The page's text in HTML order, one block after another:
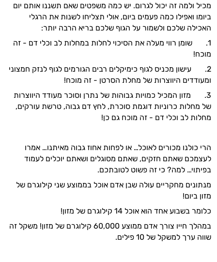
מכיל ולמה זה יכול לגרום. יש כמה משפטים שאם תשננו אותם יום
ביומו ואפילו כמה פעמים ביום, אולי תצליחו לשנות את הרגלי
האכילה שלכם ולשמור על הגוף שלכם בריא הרבה יותר:
1. שומן רווי מעלה את הסיכוי לחלות במחלות לב וכלי דם - זה
מוכח!
2. עישון מכניס לגוף כימיקלים רבים הגורמים לגוף לנזק חמצוני
ומעודדים היווצרות של מחלת הסרטן - זה מוכח!
3. מזון המכיל כמויות גבוהות של נתרן וסוכר מעודד היווצרות
של מחלות כרוניות דוגמת סוכרת, לחץ דם גבוה, טרשת עורקים,
מחלות לב וכלי דם - זה מוכח גם כן!
הרי כולנו מכורים לאוכל… או לפחות אחוז גבוה מאיתנו… אמרו
לעצמכם שאתם חזקים, שאתם מסוגלים ושאתם יוכלים לעמוד
בפיתוי… למה? כי זה פשוט לטובתכם.
מנתונים מחקריים עולה שבן אדם אוכל בממוצע שני קילוגרם של
מזון ביום!
כלומר בשבוע אחד הוא אוכל 14 קילוגרם של מזון!
במהלך חייו צורך אדם ממוצע 60,000 קילוגרם של מזון! משקל זה
שווה ערך למשקל של 10 פילים.
אני יועץ הבריאות האישי AI של טבע בריא.
התשובות שלי מבוססות על מאגרי מידע קליניים
וספרות מקצועית בתחומי הרפואה הטבעית
ותזונת הספורט.
אני כאן כדי לעזור לך להתאים את תוספי
התזונה ומוצרי הבריאות המדויקים למטרות
ולמצב הגופני שלך, ולהסביר לך אילו רכיבים